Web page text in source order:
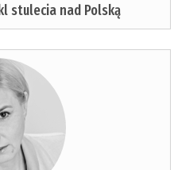
stulecia nad Polską